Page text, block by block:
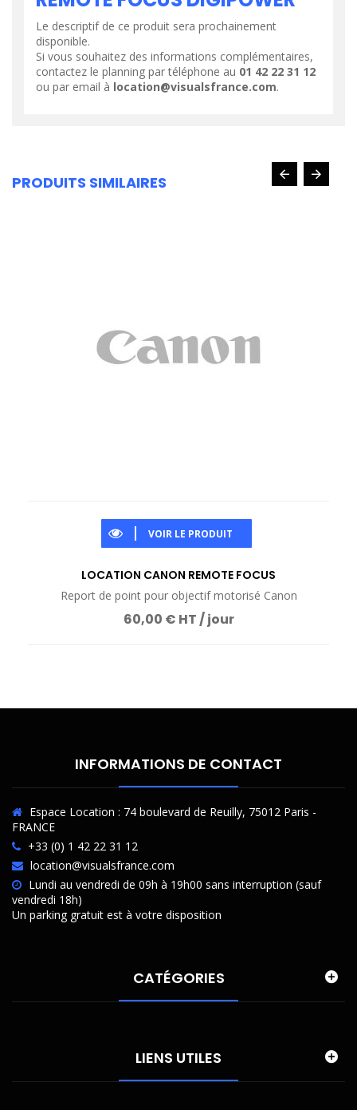
Le descriptif de ce produit sera prochainement
disponible.
Si vous souhaitez des informations complémentaires,
contactez le planning par téléphone au 01 42 22 31 12
ou par email à location@visualsfrance.com.
PRODUITS SIMILAIRES
VOIR LE PRODUIT
LOCATION CANON REMOTE FOCUS
Report de point pour objectif motorisé Canon
60,00 € HT / jour
INFORMATIONS DE CONTACT
Espace Location : 74 boulevard de Reuilly, 75012 Paris -
FRANCE
+33 (0) 1 42 22 31 12
location@visualsfrance.com
Lundi au vendredi de 09h à 19h00 sans interruption (sauf
vendredi 18h)
Un parking gratuit est à votre disposition
CATÉGORIES
LIENS UTILES